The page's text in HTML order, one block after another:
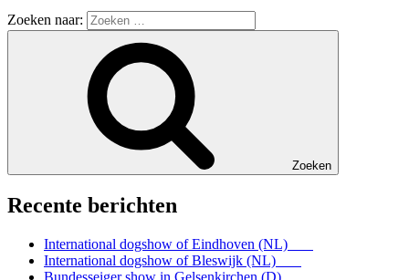
Zoeken naar:
Zoeken
Recente berichten
International dogshow of Eindhoven (NL)
International dogshow of Bleswijk (NL)
Bundesseiger show in Gelsenkirchen (D)